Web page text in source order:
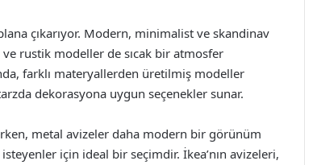
çıkarıyor. Modern, minimalist ve skandinav
rustik modeller de sıcak bir atmosfer
farklı materyallerden üretilmiş modeller
dekorasyona uygun seçenekler sunar.
metal avizeler daha modern bir görünüm
için ideal bir seçimdir. İkea’nın avizeleri,